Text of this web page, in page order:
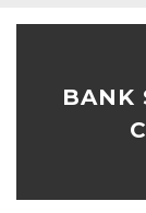
BANK